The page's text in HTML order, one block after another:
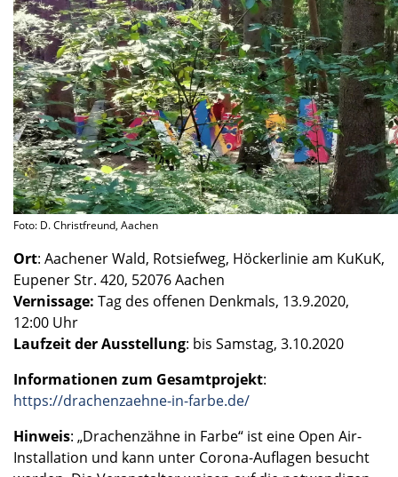
Foto: D. Christ­freund, Aachen
Ort: Aache­ner Wald, Rotsief­weg, Höcker­li­nie am KuKuK,
Eupener Str. 420, 52076 Aachen
Vernis­sage: Tag des offenen Denkmals, 13.9.2020,
12:00 Uhr
Laufzeit der Ausstel­lung: bis Samstag, 3.10.2020
Infor­ma­tio­nen zum Gesamt­pro­jekt:
https://drachenzaehne-in-farbe.de/
Hinweis: „Drachen­zähne in Farbe“ ist eine Open Air-
Installation und kann unter Corona-Auflagen besucht